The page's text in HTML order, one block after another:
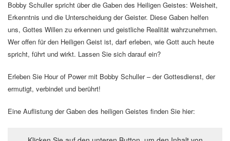
Bobby Schuller spricht über die Gaben des Heiligen Geistes: Weisheit,
Erkenntnis und die Unterscheidung der Geister. Diese Gaben helfen
uns, Gottes Willen zu erkennen und geistliche Realität wahrzunehmen.
Wer offen für den Heiligen Geist ist, darf erleben, wie Gott auch heute
spricht, führt und wirkt. Lassen Sie sich darauf ein?
Erleben Sie Hour of Power mit Bobby Schuller – der Gottesdienst, der
ermutigt, verbindet und berührt!
Eine Auflistung der Gaben des heiligen Geistes finden Sie hier: